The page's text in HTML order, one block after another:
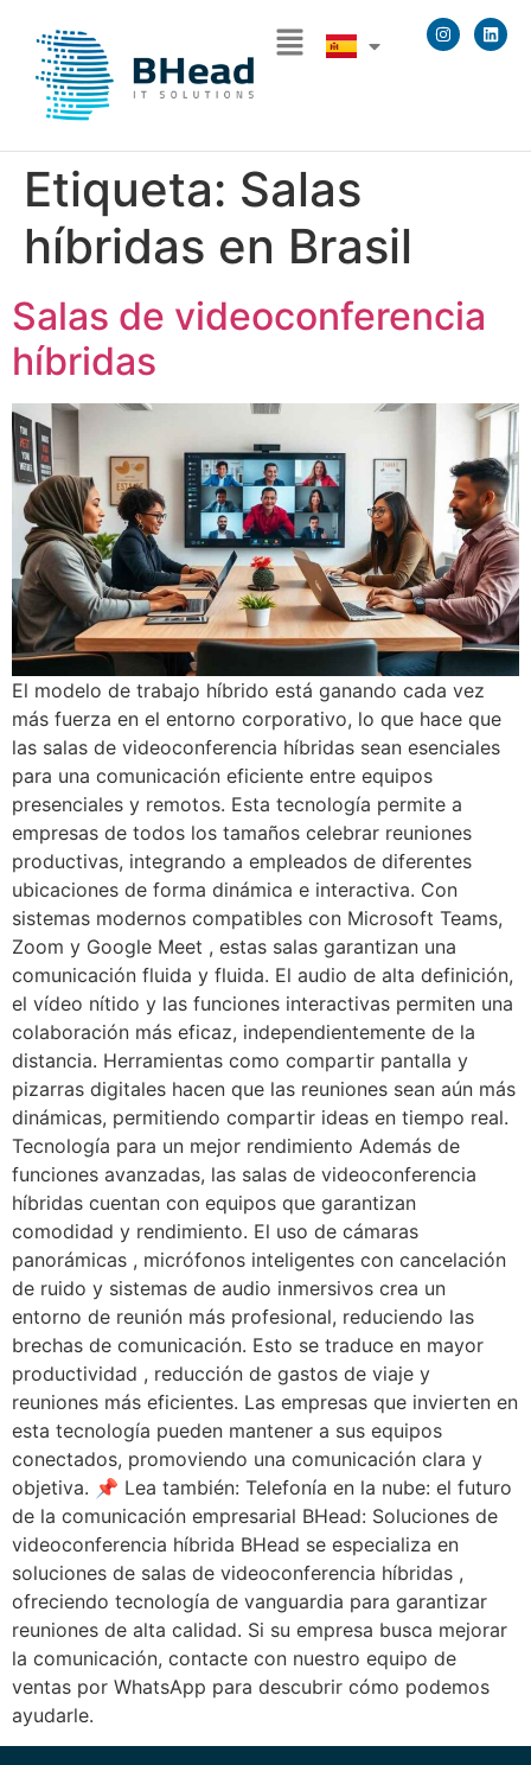
Etiqueta: Salas
híbridas en Brasil
Salas de videoconferencia
híbridas
El modelo de trabajo híbrido está ganando cada vez
más fuerza en el entorno corporativo, lo que hace que
las salas de videoconferencia híbridas sean esenciales
para una comunicación eficiente entre equipos
presenciales y remotos. Esta tecnología permite a
empresas de todos los tamaños celebrar reuniones
productivas, integrando a empleados de diferentes
ubicaciones de forma dinámica e interactiva. Con
sistemas modernos compatibles con Microsoft Teams,
Zoom y Google Meet , estas salas garantizan una
comunicación fluida y fluida. El audio de alta definición,
el vídeo nítido y las funciones interactivas permiten una
colaboración más eficaz, independientemente de la
distancia. Herramientas como compartir pantalla y
pizarras digitales hacen que las reuniones sean aún más
dinámicas, permitiendo compartir ideas en tiempo real.
Tecnología para un mejor rendimiento Además de
funciones avanzadas, las salas de videoconferencia
híbridas cuentan con equipos que garantizan
comodidad y rendimiento. El uso de cámaras
panorámicas , micrófonos inteligentes con cancelación
de ruido y sistemas de audio inmersivos crea un
entorno de reunión más profesional, reduciendo las
brechas de comunicación. Esto se traduce en mayor
productividad , reducción de gastos de viaje y
reuniones más eficientes. Las empresas que invierten en
esta tecnología pueden mantener a sus equipos
conectados, promoviendo una comunicación clara y
objetiva. 📌 Lea también: Telefonía en la nube: el futuro
de la comunicación empresarial BHead: Soluciones de
videoconferencia híbrida BHead se especializa en
soluciones de salas de videoconferencia híbridas ,
ofreciendo tecnología de vanguardia para garantizar
reuniones de alta calidad. Si su empresa busca mejorar
la comunicación, contacte con nuestro equipo de
ventas por WhatsApp para descubrir cómo podemos
ayudarle.